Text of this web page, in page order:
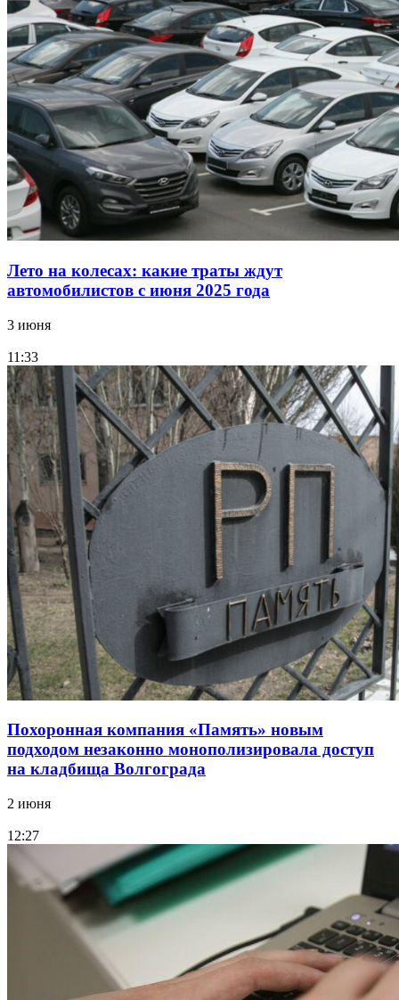
Лето на колесах: какие траты ждут
автомобилистов с июня 2025 года
3 июня
11:33
Похоронная компания «Память» новым
подходом незаконно монополизировала доступ
на кладбища Волгограда
2 июня
12:27